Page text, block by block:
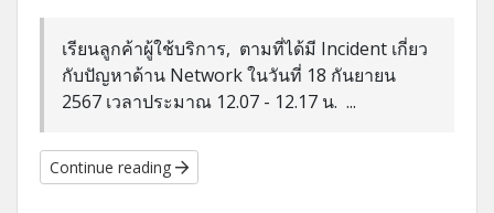
เรียนลูกค้าผู้ใช้บริการ, ตามที่ได้มี Incident เกี่ยว
กับปัญหาด้าน Network ในวันที่ 18 กันยายน
2567 เวลาประมาณ 12.07 - 12.17 น. ...
Continue reading